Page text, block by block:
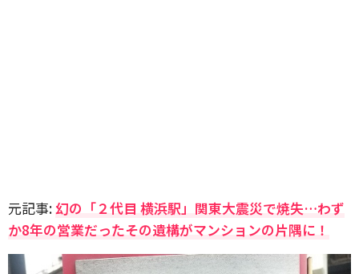
元記事:幻の「２代目 横浜駅」関東大震災で焼失…わず
か8年の営業だったその遺構がマンションの片隅に！